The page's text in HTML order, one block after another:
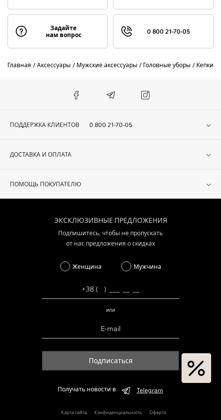
Задайте
нам вопрос
0 800 21-70-05
Главная Аксессуары Мужские аксессуары Головные уборы Кепки
ПОДДЕРЖКА КЛИЕНТОВ 0 800 21-70-05
ДОСТАВКА И ОПЛАТА
ПОМОЩЬ ПОКУПАТЕЛЮ
ЭКСКЛЮЗИВНЫЕ ПРЕДЛОЖЕНИЯ
Подпишитесь, чтобы не пропускать
от нас предложения о скидках
Женщина Мужчина
или
Подписаться
Получать новости в Telegram
Карта сайта Конфиденциальность
Оферта